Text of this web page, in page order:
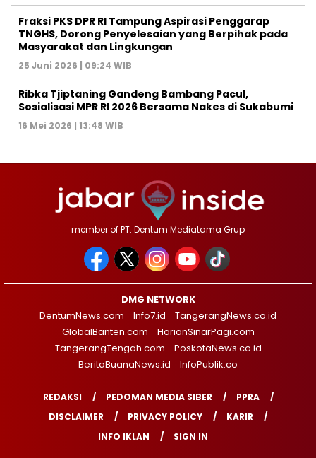
‎Fraksi PKS DPR RI Tampung Aspirasi Penggarap
TNGHS, Dorong Penyelesaian yang Berpihak pada
Masyarakat dan Lingkungan‎
25 Juni 2026 | 09:24 WIB
Ribka Tjiptaning Gandeng Bambang Pacul,
Sosialisasi MPR RI 2026 Bersama Nakes di Sukabumi
16 Mei 2026 | 13:48 WIB
member of PT. Dentum Mediatama Grup
DMG NETWORK
DentumNews.com
Info7.id
TangerangNews.co.id
GlobalBanten.com
HarianSinarPagi.com
TangerangTengah.com
PoskotaNews.co.id
BeritaBuanaNews.id
InfoPublik.co
REDAKSI PEDOMAN MEDIA SIBER
PPRA
DISCLAIMER
PRIVACY POLICY
KARIR
INFO IKLAN
SIGN IN